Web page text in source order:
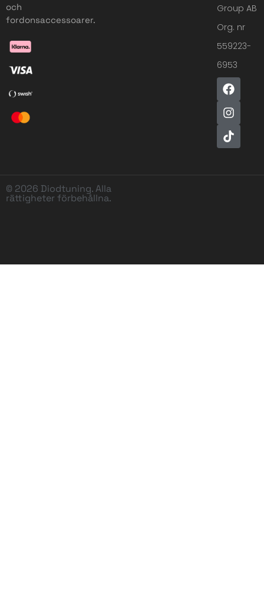
och
fordonsaccessoarer.
Group AB
Org. nr
559223-
6953
© 2026 Diodtuning. Alla
rättigheter förbehållna.